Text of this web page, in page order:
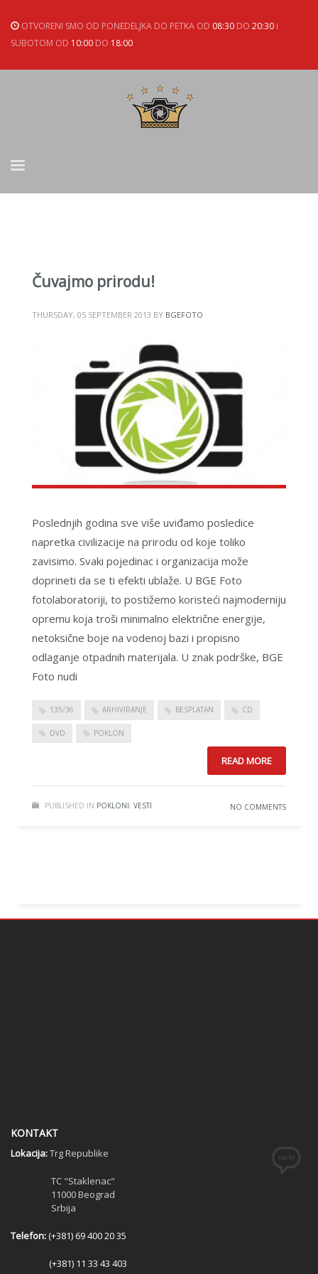
OTVORENI SMO OD PONEDELJKA DO PETKA OD 08:30 DO 20:30 i
SUBOTOM OD 10:00 DO 18:00
Čuvajmo prirodu!
THURSDAY, 05 SEPTEMBER 2013 BY BGEFOTO
Poslednjih godina sve više uviđamo posledice
napretka civilizacije na prirodu od koje toliko
zavisimo. Svaki pojedinac i organizacija može
doprineti da se ti efekti ublaže. U BGE Foto
fotolaboratoriji, to postižemo koristeći najmoderniju
opremu koja troši minimalno električne energije,
netoksične boje na vodenoj bazi i propisno
odlaganje otpadnih materijala. U znak podrške, BGE
Foto nudi
135/36 ARHIVIRANJE BESPLATAN CD
DVD POKLON
READ MORE
PUBLISHED IN POKLONI, VESTI NO COMMENTS
KONTAKT
Lokacija:Trg Republike
TC "Staklenac"
11000 Beograd
Srbija
Telefon:(+381) 69 400 20 35
(+381) 11 33 43 403